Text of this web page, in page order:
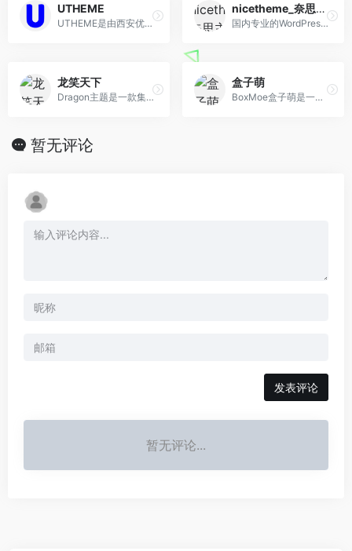
UTHEME
UTHEME是由西安优思慕计算机技术有限公司运营的WordPress开发定制品牌，团队有着多年的WordPress与WooCommerce主题开发经验，且旗下长期运维多款高品质的原创WordPress主题，为WordPress游戏下载站(游戏)主题、WordPress导航网站(小程序)、WordPress个人网站(小程序)、WordPress同城互联网产品、WordPress跨境电商独立站(WooCommerce)等互联网常用需求持 续提供解决方案，即使您不懂代码也能轻松上手我们出品的WordPress产品
nicetheme_奈思主题
国内专业的WordPress主题开发团队，超10年WordPress开发经验，专注于为企业及个人开发WordPress主题、小程序等，并提供有保障的维护及售后，做高品质WordPress网 站认准nicetheme®奈思主题。
龙笑天下
Dragon主题是一款集合wordpress商城主题、图片主题、资源下载主题、博客主题的wordpress多功能高级付费主题模板，支持QQ微博微信登录，支持支付宝当面付、微信扫 码/H5支付/JSAPI支付等支付方式，支持付费下载、付费阅读查看、卡密、VIP会员、推广佣金、前端发布文章资源等。
盒子萌
BoxMoe盒子萌是一个基于内容分享,创作与灵感结合折腾的笔记博客
暂无评论
发表评论
暂无评论...